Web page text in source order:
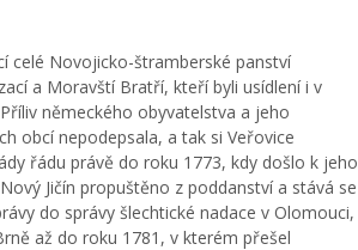
celé Novojicko-štramberské panství
a Moravští Bratří, kteří byli usídlení i v
německého obyvatelstva a jeho
obcí nepodepsala, a tak si Veřovice
řádu právě do roku 1773, kdy došlo k jeho
Jičín propuštěno z poddanství a stává se
do správy šlechtické nadace v Olomouci,
až do roku 1781, v kterém přešel